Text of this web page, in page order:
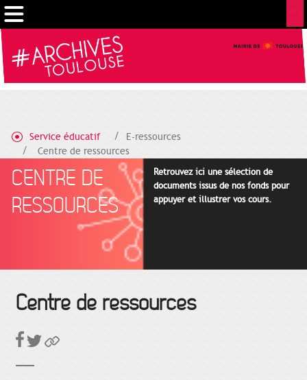
Service éducatif
E-ressources
Centre de ressources
CENTRE DE
RESSOURCES
Retrouvez ici une sélection de
documents issus de nos fonds pour
appuyer et illustrer vos cours.
Centre de ressources
Gestion de vos préférences sur les cookies